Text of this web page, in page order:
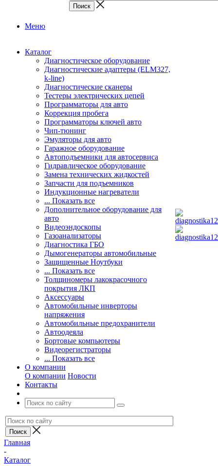
Меню
Каталог
Диагностическое оборудование
Диагностические адаптеры (ELM327,
k-line)
Диагностические сканеры
Тестеры электрических цепей
Программаторы для авто
Коррекция пробега
Программаторы ключей авто
Чип-тюнинг
Эмуляторы для авто
Гаражное оборудование
Автоподъемники для автосервиса
Гидравлическое оборудование
Замена технических жидкостей
Запчасти для подъемников
Индукционные нагреватели
... Показать все
Дополнительное оборудование для
авто
Видеоэндоскопы
Газоанализаторы
Диагностика ГБО
Дымогенераторы автомобильные
Защищенные Ноутбуки
... Показать все
Толщиномеры лакокрасочного
покрытия ЛКП
Аксессуары
Автомобильные инверторы
напряжения
Автомобильные предохранители
Автоодеяла
Бортовые компьютеры
Видеорегистраторы
... Показать все
О компании
О компании Новости
Контакты
Главная
-
Каталог